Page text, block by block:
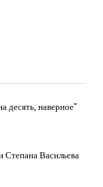
десять, наверное"
Степана Васильева